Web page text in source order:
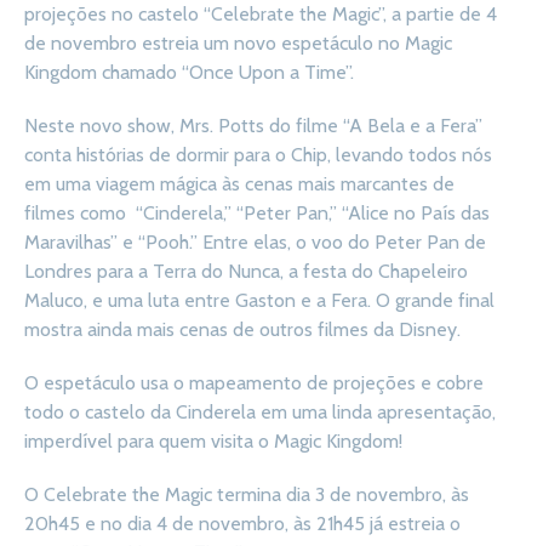
projeções no castelo “Celebrate the Magic”, a partie de 4
de novembro estreia um novo espetáculo no Magic
Kingdom chamado “Once Upon a Time”.
Neste novo show, Mrs. Potts do filme “A Bela e a Fera”
conta histórias de dormir para o Chip, levando todos nós
em uma viagem mágica às cenas mais marcantes de
filmes como “Cinderela,” “Peter Pan,” “Alice no País das
Maravilhas” e “Pooh.” Entre elas, o voo do Peter Pan de
Londres para a Terra do Nunca, a festa do Chapeleiro
Maluco, e uma luta entre Gaston e a Fera. O grande final
mostra ainda mais cenas de outros filmes da Disney.
O espetáculo usa o mapeamento de projeções e cobre
todo o castelo da Cinderela em uma linda apresentação,
imperdível para quem visita o Magic Kingdom!
O Celebrate the Magic termina dia 3 de novembro, às
20h45 e no dia 4 de novembro, às 21h45 já estreia o